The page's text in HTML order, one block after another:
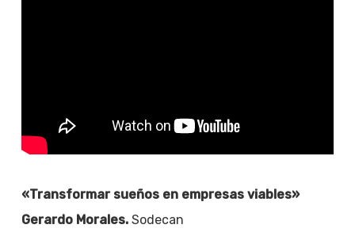
«Transformar sueños en empresas viables»
Gerardo Morales.Sodecan